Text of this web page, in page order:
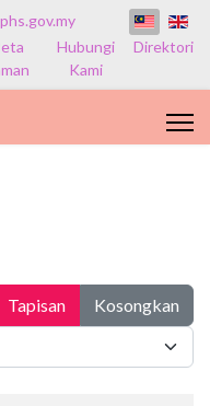
Hubungi
Kami
Direktori
Tapisan Kosongkan